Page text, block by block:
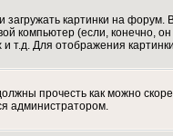
картинки на
компьютер (если, конечно,
Для отображения
прочесть как можно
администратором.